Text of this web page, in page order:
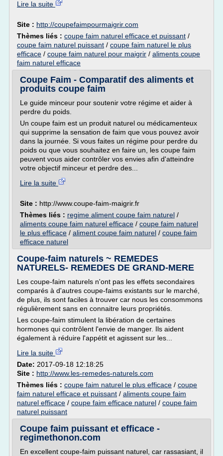
Lire la suite
Site : http://coupefaimpourmaigrir.com
Thèmes liés : coupe faim naturel efficace et puissant /
coupe faim naturel puissant / coupe faim naturel le plus
efficace / coupe faim naturel pour maigrir / aliments coupe
faim naturel efficace
Coupe Faim - Comparatif des aliments et
produits coupe faim
Le guide minceur pour soutenir votre régime et aider à
perdre du poids.
Un coupe faim est un produit naturel ou médicamenteux
qui supprime la sensation de faim que vous pouvez avoir
dans la journée. Si vous faites un régime pour perdre du
poids ou que vous souhaitez en faire un, les coupe faim
peuvent vous aider contrôler vos envies afin d'atteindre
votre objectif minceur et perdre des...
Lire la suite
Site : http://www.coupe-faim-maigrir.fr
Thèmes liés : regime aliment coupe faim naturel /
aliments coupe faim naturel efficace / coupe faim naturel
le plus efficace / aliment coupe faim naturel / coupe faim
efficace naturel
Coupe-faim naturels ~ REMEDES
NATURELS- REMEDES DE GRAND-MERE
Les coupe-faim naturels n'ont pas les effets secondaires
comparés à d'autres coupe-faims existants sur le marché,
de plus, ils sont faciles à trouver car nous les consommons
régulièrement sans en connaitre leurs propriétés.
Les coupe-faim stimulent la libération de certaines
hormones qui contrôlent l'envie de manger. Ils aident
également à réduire l'appétit et agissent sur les...
Lire la suite
Date: 2017-09-18 12:18:25
Site : http://www.les-remedes-naturels.com
Thèmes liés : coupe faim naturel le plus efficace / coupe
faim naturel efficace et puissant / aliments coupe faim
naturel efficace / coupe faim efficace naturel / coupe faim
naturel puissant
Coupe faim puissant et efficace -
regimethonon.com
En excellent coupe-faim puissant naturel, car rassasiant, il